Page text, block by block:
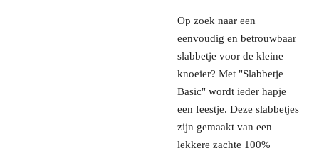
Op zoek naar een
eenvoudig en betrouwbaar
slabbetje voor de kleine
knoeier? Met "Slabbetje
Basic" wordt ieder hapje
een feestje. Deze slabbetjes
zijn gemaakt van een
lekkere zachte 100%